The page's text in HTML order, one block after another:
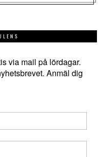
via mail på lördagar.
Anmäl dig